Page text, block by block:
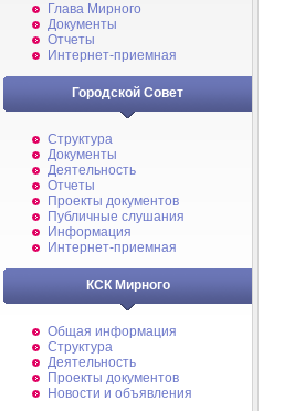
Глава Мирного
Документы
Отчеты
Интернет-приемная
Городской Совет
Структура
Документы
Деятельность
Отчеты
Проекты документов
Публичные слушания
Информация
Интернет-приемная
КСК Мирного
Общая информация
Структура
Деятельность
Проекты документов
Новости и объявления